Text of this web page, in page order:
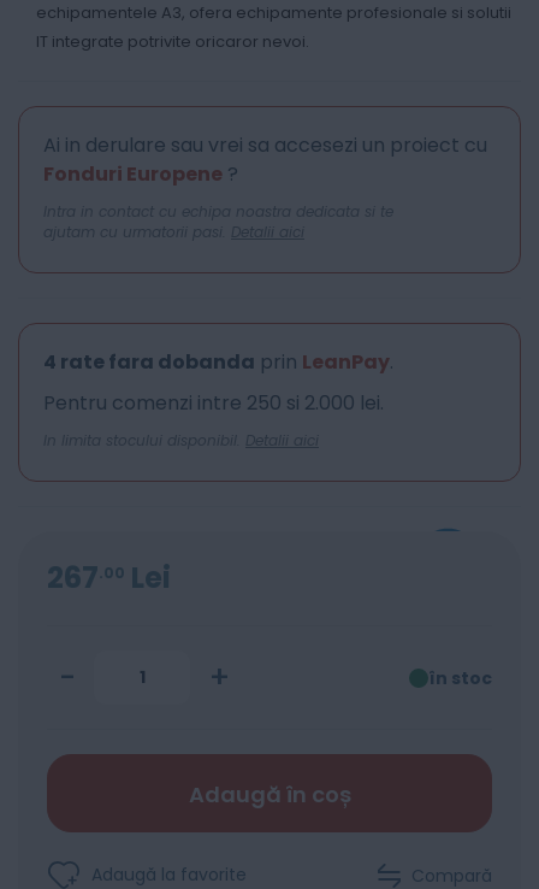
echipamentele A3, ofera echipamente profesionale si solutii
IT integrate potrivite oricaror nevoi.
Ai in derulare sau vrei sa accesezi un proiect cu
Fonduri Europene ?
Intra in contact cu echipa noastra dedicata si te
ajutam cu urmatorii pasi. Detalii aici
4 rate fara dobanda prin LeanPay.
Pentru comenzi intre 250 si 2.000 lei.
In limita stocului disponibil. Detalii aici
267 00 Lei
- + în stoc
Adaugă în coș
Adaugă la favorite Compară